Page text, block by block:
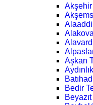
Aşkan
Bedir